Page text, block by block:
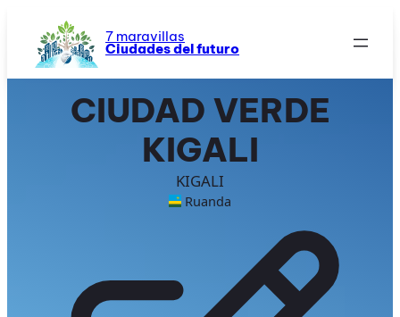
contenido
7 maravillas
Ciudades del futuro
CIUDAD VERDE
KIGALI
KIGALI
Ruanda